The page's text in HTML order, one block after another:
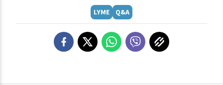
LYME Q&A